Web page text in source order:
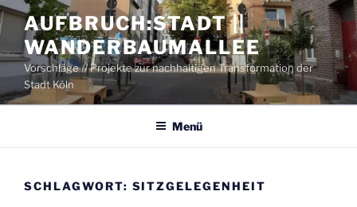
Zum
Inhalt
springen
AUFBRUCH:STADT ||
WANDERBAUMALLEE
Vorschläge // Projekte zur nachhaltigen Transformation der
Stadt Köln
Menü
SCHLAGWORT: SITZGELEGENHEIT